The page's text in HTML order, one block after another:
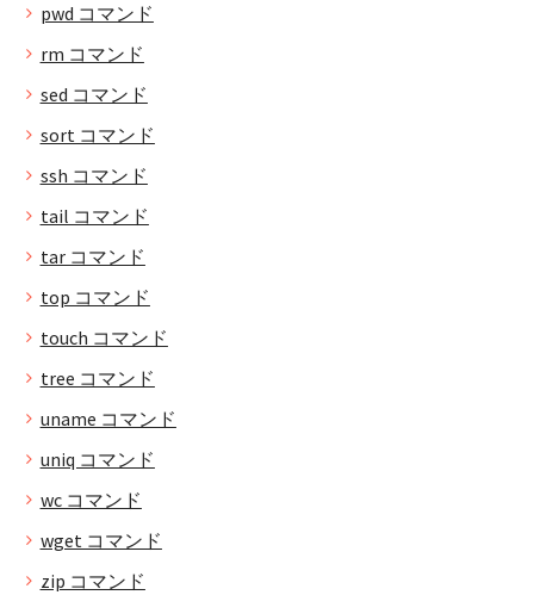
pwd コマンド
rm コマンド
sed コマンド
sort コマンド
ssh コマンド
tail コマンド
tar コマンド
top コマンド
touch コマンド
tree コマンド
uname コマンド
uniq コマンド
wc コマンド
wget コマンド
zip コマンド